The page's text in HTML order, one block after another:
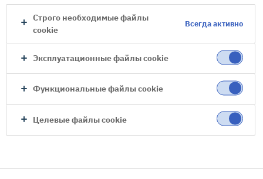
Строго необходимые файлы
cookie
Всегда активно
Эксплуатационные файлы cookie
Функциональные файлы cookie
Целевые файлы cookie